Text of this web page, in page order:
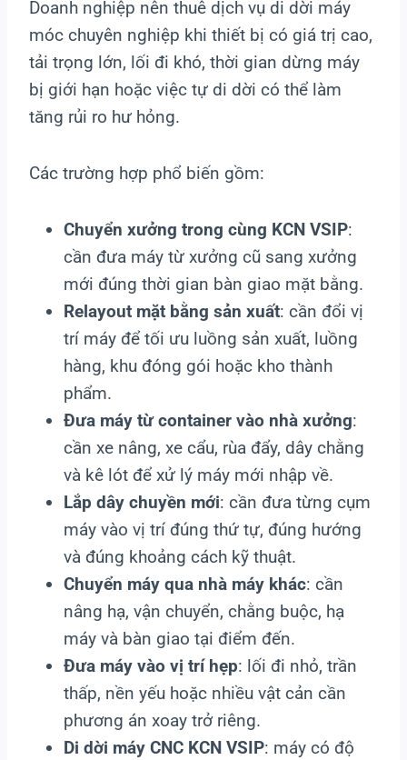
Doanh nghiệp nên thuê dịch vụ di dời máy
móc chuyên nghiệp khi thiết bị có giá trị cao,
tải trọng lớn, lối đi khó, thời gian dừng máy
bị giới hạn hoặc việc tự di dời có thể làm
tăng rủi ro hư hỏng.
Các trường hợp phổ biến gồm:
Chuyển xưởng trong cùng KCN VSIP:
cần đưa máy từ xưởng cũ sang xưởng
mới đúng thời gian bàn giao mặt bằng.
Relayout mặt bằng sản xuất: cần đổi vị
trí máy để tối ưu luồng sản xuất, luồng
hàng, khu đóng gói hoặc kho thành
phẩm.
Đưa máy từ container vào nhà xưởng:
cần xe nâng, xe cẩu, rùa đẩy, dây chằng
và kê lót để xử lý máy mới nhập về.
Lắp dây chuyền mới: cần đưa từng cụm
máy vào vị trí đúng thứ tự, đúng hướng
và đúng khoảng cách kỹ thuật.
Chuyển máy qua nhà máy khác: cần
nâng hạ, vận chuyển, chằng buộc, hạ
máy và bàn giao tại điểm đến.
Đưa máy vào vị trí hẹp: lối đi nhỏ, trần
thấp, nền yếu hoặc nhiều vật cản cần
phương án xoay trở riêng.
Di dời máy CNC KCN VSIP: máy có độ